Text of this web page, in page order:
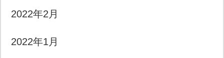
2022年2月
2022年1月